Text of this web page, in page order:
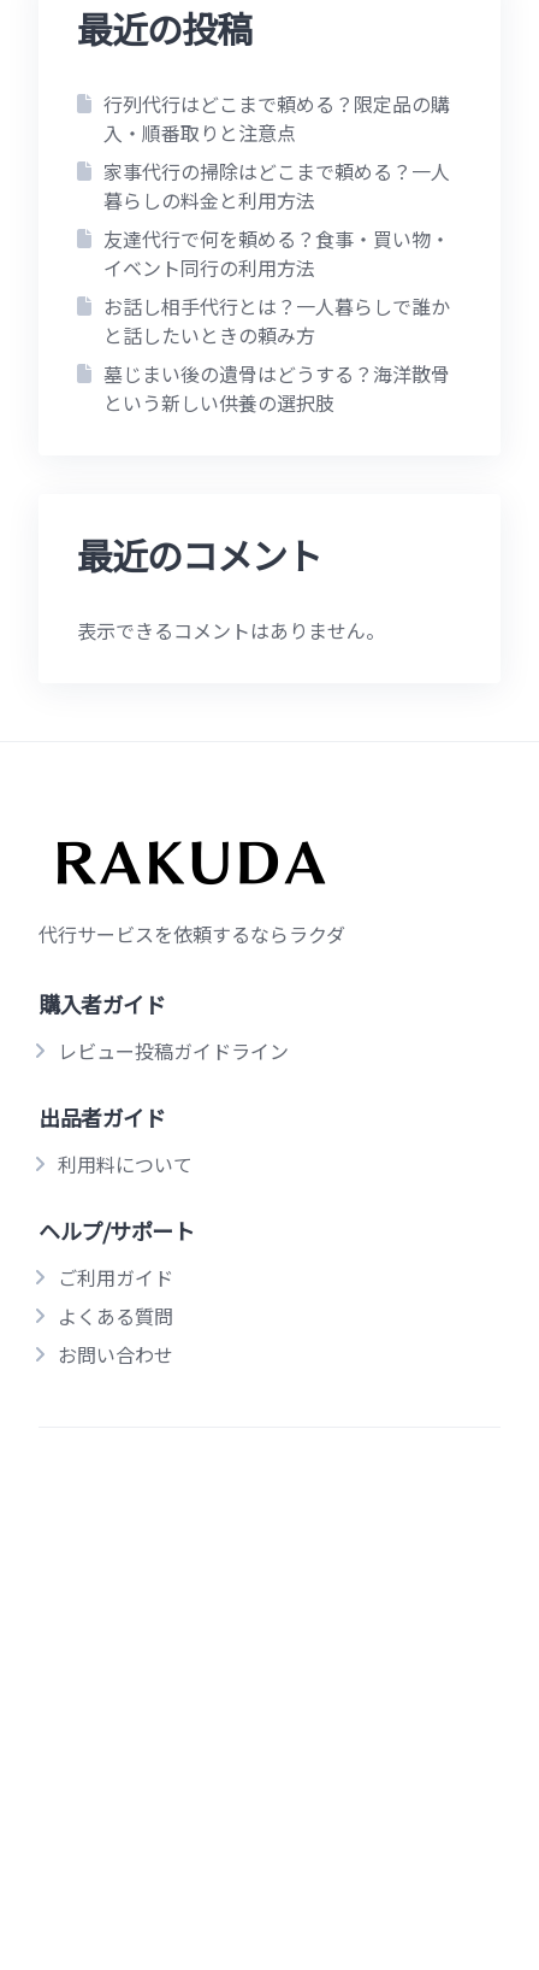
最近の投稿
行列代行はどこまで頼める？限定品の購
入・順番取りと注意点
家事代行の掃除はどこまで頼める？一人
暮らしの料金と利用方法
友達代行で何を頼める？食事・買い物・
イベント同行の利用方法
お話し相手代行とは？一人暮らしで誰か
と話したいときの頼み方
墓じまい後の遺骨はどうする？海洋散骨
という新しい供養の選択肢
最近のコメント
表示できるコメントはありません。
代行サービスを依頼するならラクダ
購入者ガイド
レビュー投稿ガイドライン
出品者ガイド
利用料について
ヘルプ/サポート
ご利用ガイド
よくある質問
お問い合わせ